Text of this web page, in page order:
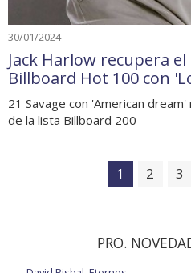
30/01/2024
Jack Harlow recupera
Billboard Hot 100 con
21 Savage con 'American
de la lista Billboard 200
1 2 3
PRO.